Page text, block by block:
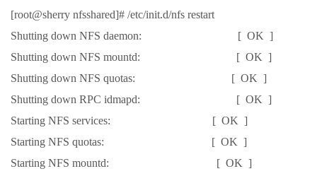
[root@sherry nfsshared]# /etc/init.d/nfs restart
Shutting down NFS daemon: [ OK ]
Shutting down NFS mountd: [ OK ]
Shutting down NFS quotas: [ OK ]
Shutting down RPC idmapd: [ OK ]
Starting NFS services: [ OK ]
Starting NFS quotas: [ OK ]
Starting NFS mountd: [ OK ]